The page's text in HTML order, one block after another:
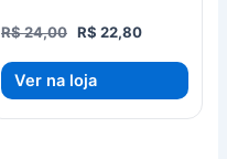
R$24,00 O
era:
R$ 22,80O
R$ 22,80.
Ver na loja